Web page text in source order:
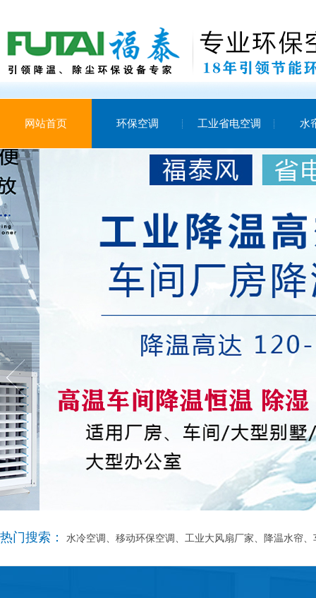
网站首页 环保空调 工业省电空调 水
热门搜索： 水冷空调、移动环保空调、工业大风扇厂家、降温水帘